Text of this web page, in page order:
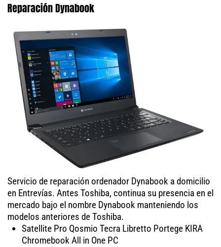
Reparación Dynabook
Servicio de reparación ordenador Dynabook a domicilio
en Entrevías. Antes Toshiba, continua su presencia en el
mercado bajo el nombre Dynabook manteniendo los
modelos anteriores de Toshiba.
Satellite Pro Qosmio Tecra Libretto Portege KIRA
Chromebook All in One PC